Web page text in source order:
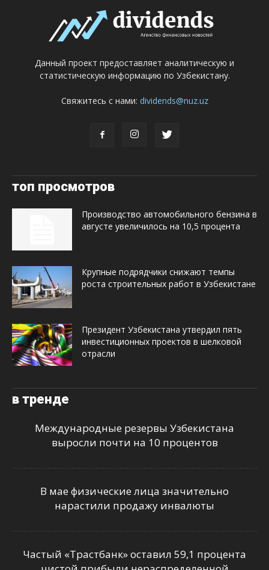
Данный проект предоставляет аналитическую и
статистическую информацию по Узбекистану.
Свяжитесь с нами: dividends@nuz.uz
топ просмотров
Производство автомобильного бензина в
августе увеличилось на 10,5 процента
Крупные подрядчики снижают темпы
роста строительных работ в Узбекистане
Президент Узбекистана утвердил пять
инвестиционных проектов в шелковой
отрасли
в тренде
Международные резервы Узбекистана
выросли почти на 10 процентов
В мае физические лица значительно
нарастили продажу инвалюты
Частый «Трастбанк» оставил 59,1 процента